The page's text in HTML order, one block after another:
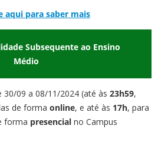
aqui para saber mais
Subsequente ao Ensino
Médio
30/09 a 08/11/2024 (até às23h59,
de formaonline, e até às 17h, para
forma presencial no Campus